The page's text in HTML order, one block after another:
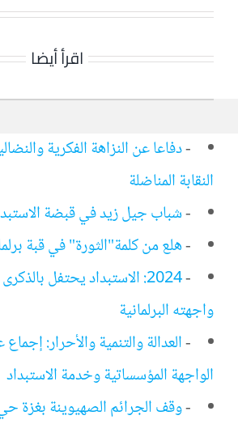
اقرأ أيضا
-دفاعا عن النزاهة الفكرية
النقابة المناضلة
-شباب جيل زيد في قبضة
-هلع من كلمة"الثورة" في قبة
-
2024: الاستبداد يحتفل
واجهته البرلمانية
-العدالة والتنمية والأحرار:
الواجهة المؤسساتية وخدمة الاستبداد
-وقف الجرائم الصهيوينة بغزة